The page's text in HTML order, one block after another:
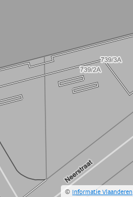
©Informatie Vlaanderen